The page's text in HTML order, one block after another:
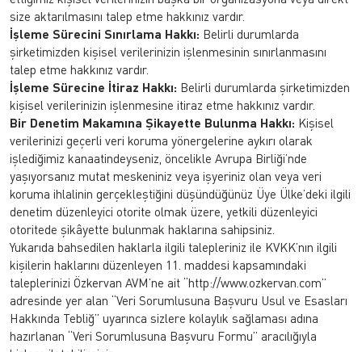
size aktarılmasını talep etme hakkınız vardır.
İşleme Sürecini Sınırlama Hakkı: Belirli durumlarda
şirketimizden kişisel verilerinizin işlenmesinin sınırlanmasını
talep etme hakkınız vardır.
İşleme Sürecine İtiraz Hakkı: Belirli durumlarda şirketimizden
kişisel verilerinizin işlenmesine itiraz etme hakkınız vardır.
Bir Denetim Makamına Şikayette Bulunma Hakkı: Kişisel
verilerinizi geçerli veri koruma yönergelerine aykırı olarak
işlediğimiz kanaatindeyseniz, öncelikle Avrupa Birliği’nde
yaşıyorsanız mutat meskeniniz veya işyeriniz olan veya veri
koruma ihlalinin gerçekleştiğini düşündüğünüz Üye Ülke’deki ilgili
denetim düzenleyici otorite olmak üzere, yetkili düzenleyici
otoritede şikâyette bulunmak haklarına sahipsiniz.
Yukarıda bahsedilen haklarla ilgili talepleriniz ile KVKK’nın ilgili
kişilerin haklarını düzenleyen 11. maddesi kapsamındaki
taleplerinizi Özkervan AVM’ne ait “http://www.ozkervan.com”
adresinde yer alan “Veri Sorumlusuna Başvuru Usul ve Esasları
Hakkında Tebliğ” uyarınca sizlere kolaylık sağlaması adına
hazırlanan “Veri Sorumlusuna Başvuru Formu” aracılığıyla